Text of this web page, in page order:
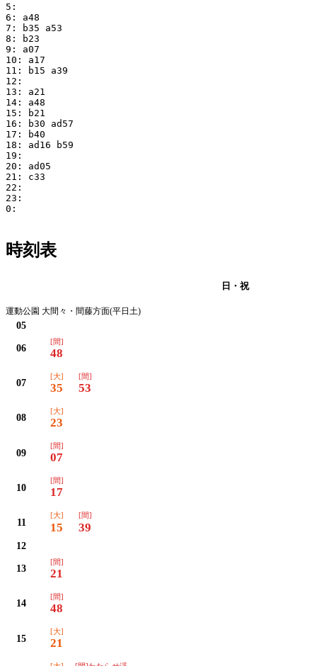
5:
6: a48
7: b35 a53
8: b23
9: a07
10: a17
11: b15 a39
12:
13: a21
14: a48
15: b21
16: b30 ad57
17: b40
18: ad16 b59
19:
20: ad05
21: c33
22:
23:
0:
時刻表
日・祝
運動公園 大間々・間藤方面(平日土)
05
06
[間]
48
07
[大]
35
[間]
53
08
[大]
23
09
[間]
07
10
[間]
17
11
[大]
15
[間]
39
12
13
[間]
21
14
[間]
48
15
[大]
21